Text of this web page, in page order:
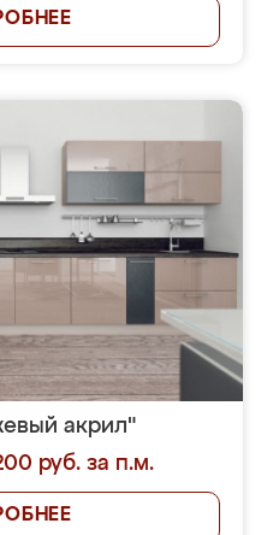
акрил"
руб. за п.м.